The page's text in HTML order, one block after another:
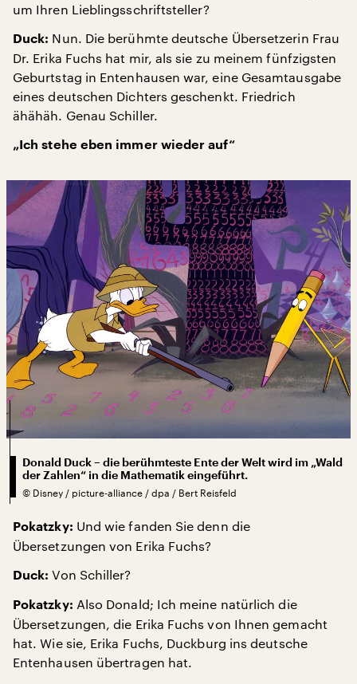
um Ihren Lieblingsschriftsteller?
Duck: Nun. Die berühmte deutsche Übersetzerin Frau
Dr. Erika Fuchs hat mir, als sie zu meinem fünfzigsten
Geburtstag in Entenhausen war, eine Gesamtausgabe
eines deutschen Dichters geschenkt. Friedrich
ähähäh. Genau Schiller.
„Ich stehe eben immer wieder auf“
Donald Duck – die berühmteste Ente der Welt wird im „Wald
der Zahlen“ in die Mathematik eingeführt.
© Disney / picture-alliance / dpa / Bert Reisfeld
Pokatzky: Und wie fanden Sie denn die
Übersetzungen von Erika Fuchs?
Duck: Von Schiller?
Pokatzky: Also Donald; Ich meine natürlich die
Übersetzungen, die Erika Fuchs von Ihnen gemacht
hat. Wie sie, Erika Fuchs, Duckburg ins deutsche
Entenhausen übertragen hat.